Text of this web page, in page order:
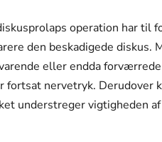
operation har til
den beskadigede diskus.
eller endda
fortsat nervetryk. Derudover
understreger vigtigheden